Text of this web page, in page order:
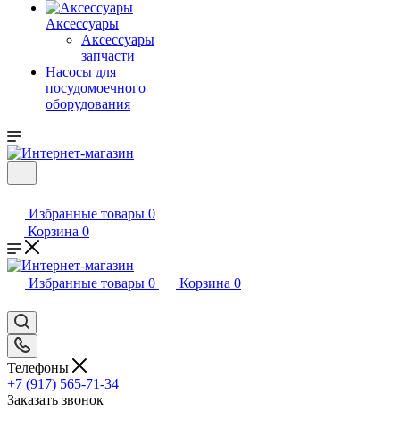
Аксессуары
Аксессуары
запчасти
Насосы для
посудомоечного
оборудования
Избранные товары 0
Корзина 0
Избранные товары 0 Корзина 0
Телефоны
+7 (917) 565-71-34
Заказать звонок